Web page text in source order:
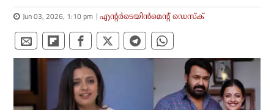
Jun 03, 2026, 1:10 pm എന്റര്‍ടെയിന്‍മെന്റ് ഡെസ്‌ക്